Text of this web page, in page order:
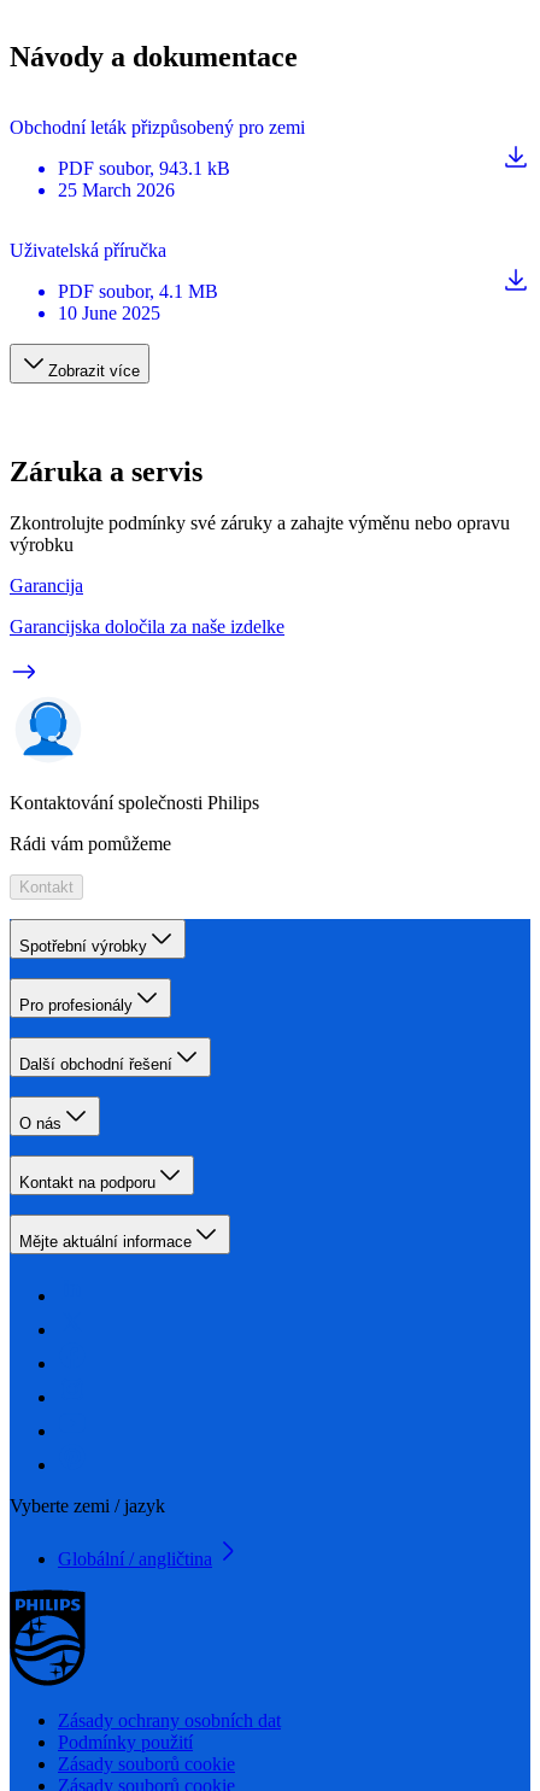
Návody a dokumentace
Obchodní leták přizpůsobený pro zemi
PDF soubor, 943.1 kB
25 March 2026
Uživatelská příručka
PDF soubor, 4.1 MB
10 June 2025
Zobrazit více
Záruka a servis
Zkontrolujte podmínky své záruky a zahajte výměnu nebo opravu
výrobku
Garancija
Garancijska določila za naše izdelke
Kontaktování společnosti Philips
Rádi vám pomůžeme
Kontakt
Spotřební výrobky
Pro profesionály
Další obchodní řešení
O nás
Kontakt na podporu
Mějte aktuální informace
Vyberte zemi / jazyk
Globální / angličtina
Zásady ochrany osobních dat
Podmínky použití
Zásady souborů cookie
Zásady souborů cookie